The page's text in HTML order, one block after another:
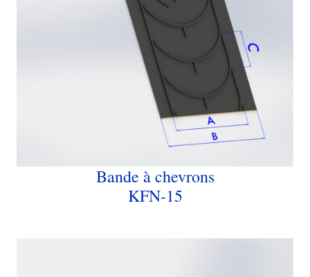
Bande à chevrons
KFN-15